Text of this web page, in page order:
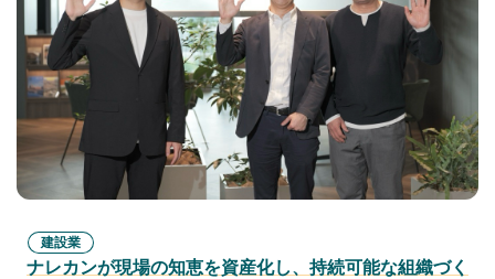
建設業
ナレカンが現場の知恵を資産化し、持続可能な組織づく